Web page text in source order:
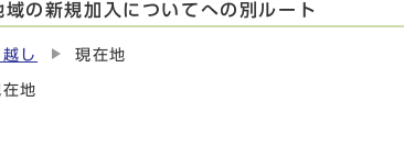
の新規加入についてへの別ルート
し 現在地
地